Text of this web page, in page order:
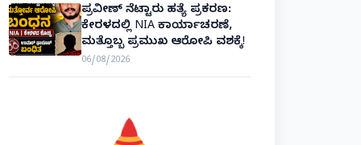
ಪ್ರವೀಣ್ ನೆಟ್ಟಾರು ಹತ್ಯೆ ಪ್ರಕರಣ:
ಕೇರಳದಲ್ಲಿ NIA ಕಾರ್ಯಾಚರಣೆ,
ಮತ್ತೊಬ್ಬ ಪ್ರಮುಖ ಆರೋಪಿ ವಶಕ್ಕೆ!
06/08/2026